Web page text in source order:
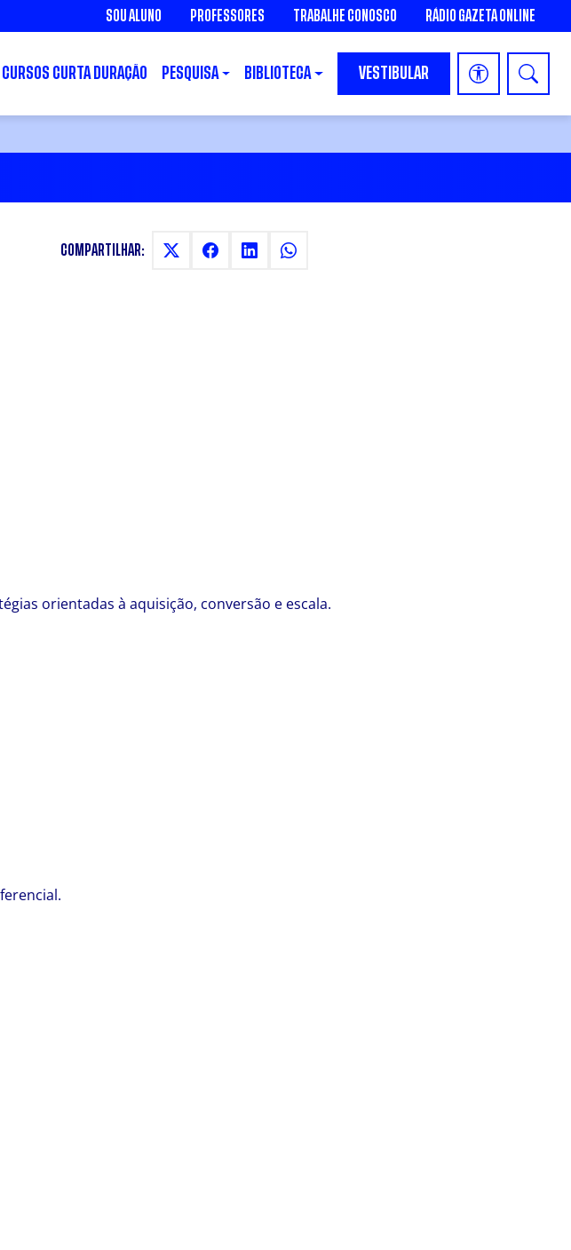
SOU ALUNO PROFESSORES TRABALHE CONOSCO RÁDIO GAZETA ONLINE
CURSOS CURTA DURAÇÃO PESQUISA BIBLIOTECA VESTIBULAR
COMPARTILHAR:
orientadas à aquisição, conversão e escala.